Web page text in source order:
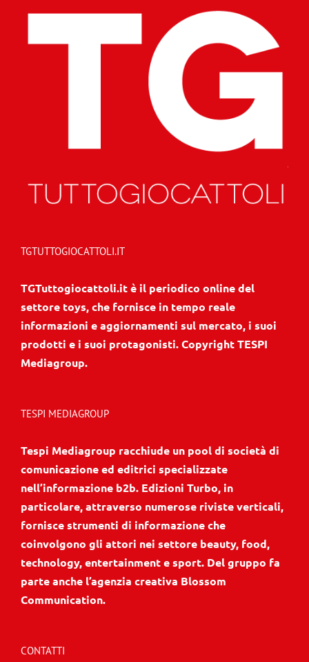
TGTUTTOGIOCATTOLI.IT
TGTuttogiocattoli.it è il periodico online del
settore toys, che fornisce in tempo reale
informazioni e aggiornamenti sul mercato, i suoi
prodotti e i suoi protagonisti. Copyright TESPI
Mediagroup.
TESPI MEDIAGROUP
Tespi Mediagroup racchiude un pool di società di
comunicazione ed editrici specializzate
nell’informazione b2b. Edizioni Turbo, in
particolare, attraverso numerose riviste verticali,
fornisce strumenti di informazione che
coinvolgono gli attori nei settore beauty, food,
technology, entertainment e sport. Del gruppo fa
parte anche l’agenzia creativa Blossom
Communication.
CONTATTI